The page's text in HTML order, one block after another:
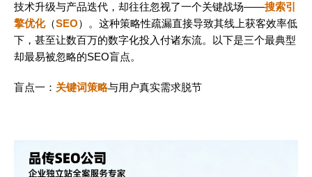
技术升级与产品迭代，却往往忽视了一个关键战场——搜索引
擎优化（SEO）。这种策略性疏漏直接导致其线上获客效率低
下，甚至让数百万的数字化投入付诸东流。以下是三个最典型
却最易被忽略的SEO盲点。
盲点一： 关键词策略与用户真实需求脱节